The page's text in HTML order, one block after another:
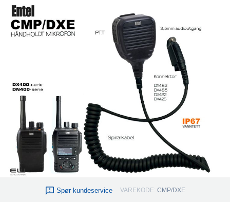
Spør kundeservice VAREKODE: CMP/DXE